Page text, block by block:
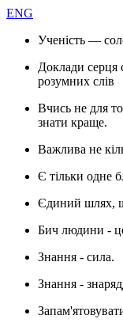
ENG
Ученість —
Доклади серця
розумних слів
Вчись не для
знати краще.
Важлива не
Є тільки одне
Єдиний шлях,
Бич людини -
Знання - сила.
Знання -